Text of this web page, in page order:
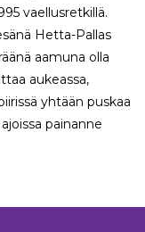
vaellusretkillä.
Hetta-Pallas
aamuna olla
aukeassa,
yhtään puskaa
painanne